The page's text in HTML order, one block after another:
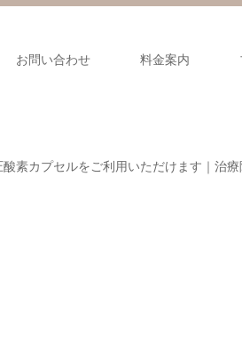
お問い合わせ 料金案内
素カプセルをご利用いただけます｜治療